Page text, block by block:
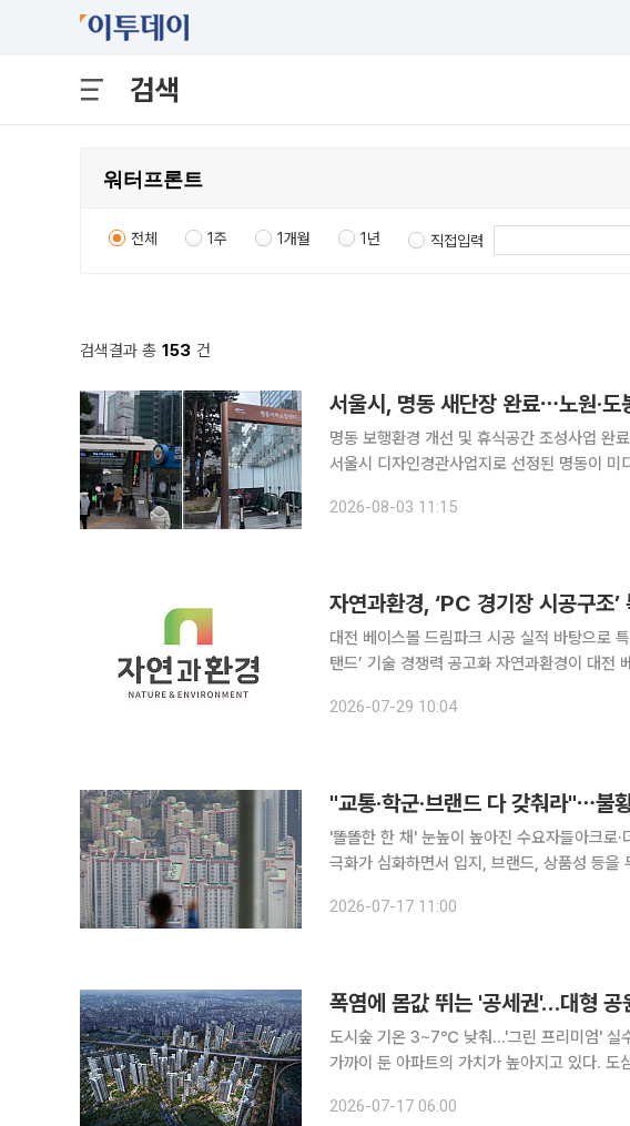
검색
전체 1주 1개월 1년 직접입력
검색결과 총 153 건
서울시, 명동 새단장 완료⋯노원·
명동 보행환경 개선 및 휴식공간 조성사업
서울시 디자인경관사업지로 선정된 명동이
울시는 중구와 협력해 진행한 ‘명동 보행환경
2026-08-03 11:15
대전 베이스볼 드림파크 시공 실적 바탕으로
탠드’ 기술 경쟁력 공고화 자연과환경이 대전 베이스볼 드림파크 건립 현장에서 검증된 기술력을 바
에 속도를 낸다. 자연과환경은 대전 베이
2026-07-29 10:04
"교통·학군·브랜드 다 갖춰라"⋯불
'똘똘한 한 채' 눈높이 높아진 수요자들아크로·더샵 등
극화가 심화하면서 입지, 브랜드, 상품성 등을
의 6대 핵심 요소를 치우침 없이 모두 갖춘 단
2026-07-17 11:00
폭염에 몸값 뛰는 '공세권'…대형 공
도시숲 기온 3~7℃ 낮춰…'그린 프리미엄' 실수요자 선호 확산 폭염이 일
가까이 둔 아파트의 가치가 높아지고 있다.
실거래가 공개시스템에 따르면 인천 연수구 송
2026-07-17 06:00